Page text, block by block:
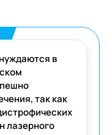
в
так как
лазерного